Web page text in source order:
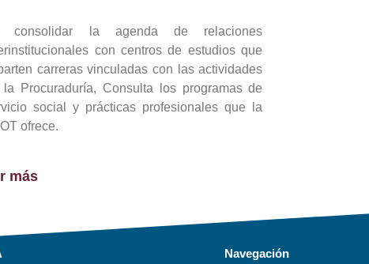
consolidar la agenda de relaciones
con centros de estudios que
carreras vinculadas con las actividades
Procuraduría, Consulta los programas de
social y prácticas profesionales que la
ofrece.
más
Navegación